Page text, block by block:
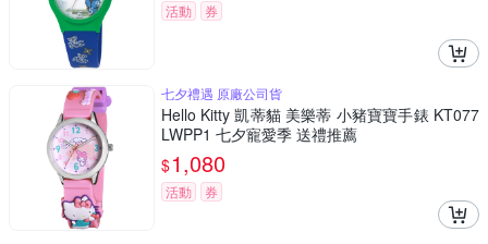
活動 券
七夕禮遇 原廠公司貨
Hello Kitty 凱蒂貓 美樂蒂 小豬寶寶手錶 KT077
LWPP1 七夕寵愛季 送禮推薦
$1,080
活動 券